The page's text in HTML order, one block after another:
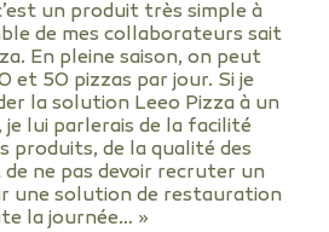
un produit très simple à
de mes collaborateurs sait
En pleine saison, on peut
et 50 pizzas par jour. Si je
la solution Leeo Pizza à un
je lui parlerais de la facilité
produits, de la qualité des
ne pas devoir recruter un
une solution de restauration
la journée… »